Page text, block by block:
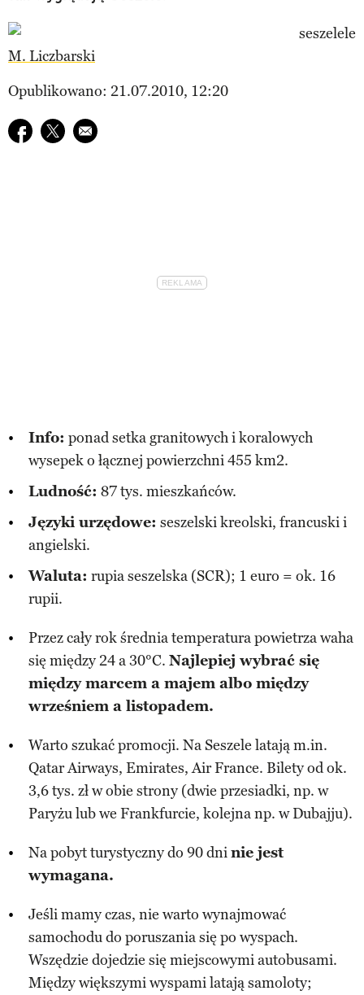
M. Liczbarski
Opublikowano: 21.07.2010, 12:20
Udostępnij na facebook
Udostępnij na twitter
E-mail do przyjaciela
Info: ponad setka granitowych i koralowych
wysepek o łącznej powierzchni 455 km2.
Ludność: 87 tys. mieszkańców.
Języki urzędowe: seszelski kreolski, francuski i
angielski.
Waluta: rupia seszelska (SCR); 1 euro = ok. 16
rupii.
Przez cały rok średnia temperatura powietrza waha
się między 24 a 30°C. Najlepiej wybrać się
między marcem a majem albo między
wrześniem a listopadem.
Warto szukać promocji. Na Seszele latają m.in.
Qatar Airways, Emirates, Air France. Bilety od ok.
3,6 tys. zł w obie strony (dwie przesiadki, np. w
Paryżu lub we Frankfurcie, kolejna np. w Dubajju).
Na pobyt turystyczny do 90 dninie jest
wymagana.
Jeśli mamy czas, nie warto wynajmować
samochodu do poruszania się po wyspach.
Wszędzie dojedzie się miejscowymi autobusami.
Między większymi wyspami latają samoloty;